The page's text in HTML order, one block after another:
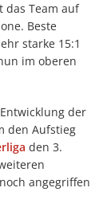
das Team auf
Beste
starke 15:1
im oberen
der
den Aufstieg
den 3.
angegriffen